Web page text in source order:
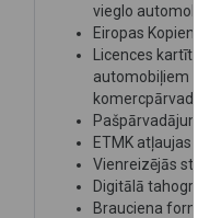
vieglo
Eiropas
Licences
automobiļiem
ETMK atļaujas
Vienreizējās
Digitālā
Brauciena